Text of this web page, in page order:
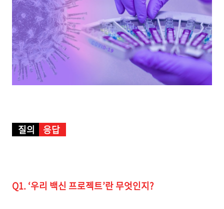
질의 응답
Q1. ‘우리 백신 프로젝트’란 무엇인지?